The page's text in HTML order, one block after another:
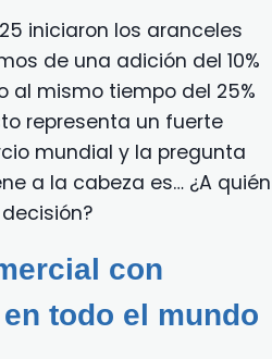
iniciaron los aranceles
de una adición del 10%
al mismo tiempo del 25%
representa un fuerte
mundial y la pregunta
a la cabeza es… ¿A quién
con
todo el mundo